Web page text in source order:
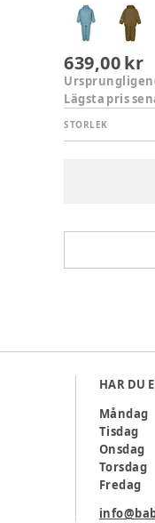
639,00 kr
Ursprungligen
Lägsta pris
STORLEK
HAR DU
Måndag
Tisdag
Onsdag
Torsdag
Fredag